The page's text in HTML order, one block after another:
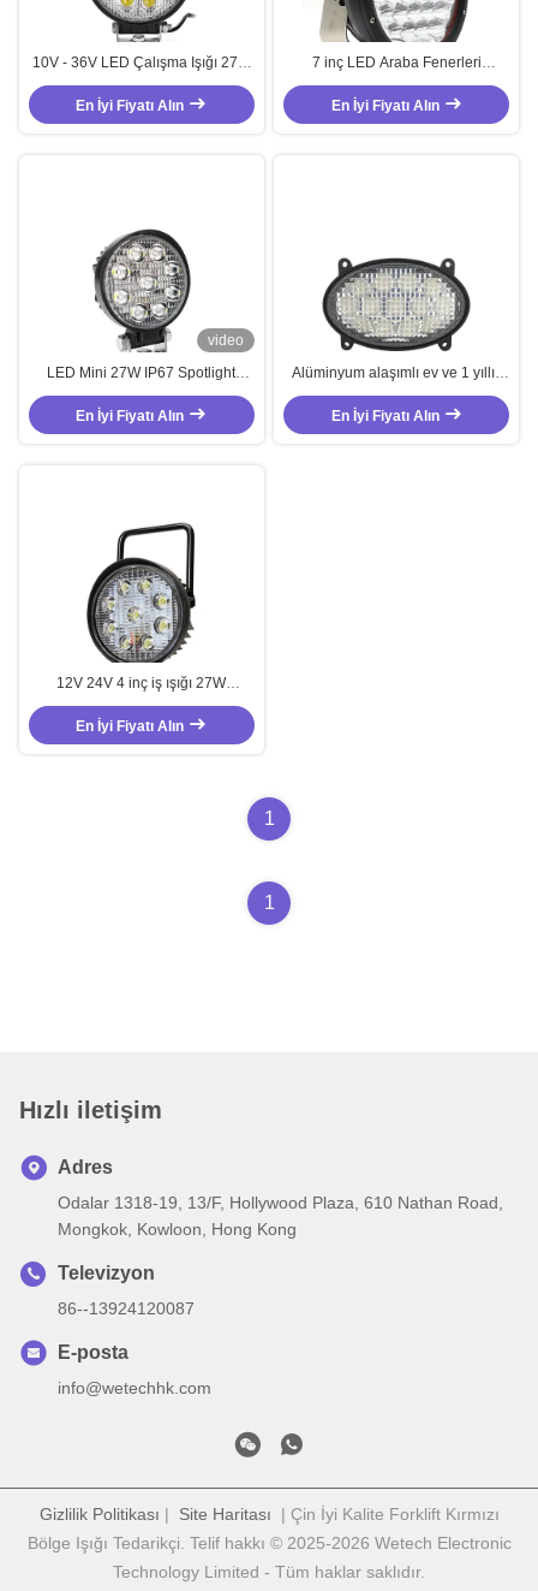
10V - 36V LED Çalışma Işığı 27W
Yuvarlak Çalışma Işıkları HD
Kamera ile
En İyi Fiyatı Alın
7 inç LED Araba Fenerleri
Yuvarlak Jeep Araba Fenerleri
128W Evrensel
En İyi Fiyatı Alın
video
LED Mini 27W IP67 Spotlight
Çalışma Aracı Yuvarlak Işık
En İyi Fiyatı Alın
Alüminyum alaşımlı ev ve 1 yıllık
garanti için PMMA Lens ile
özelleştirilmiş 39W LED Tarım
Çalışma Işığı
En İyi Fiyatı Alın
12V 24V 4 inç iş ışığı 27W
manyetik tabanlı iş ışığı
En İyi Fiyatı Alın
1
1
Hızlı iletişim
Adres
Odalar 1318-19, 13/F, Hollywood Plaza, 610 Nathan Road,
Mongkok, Kowloon, Hong Kong
Televizyon
86--13924120087
E-posta
info@wetechhk.com
Gizlilik Politikası | Site Haritası | Çin İyi Kalite Forklift Kırmızı
Bölge Işığı Tedarikçi. Telif hakkı © 2025-2026 Wetech Electronic
Technology Limited - Tüm haklar saklıdır.